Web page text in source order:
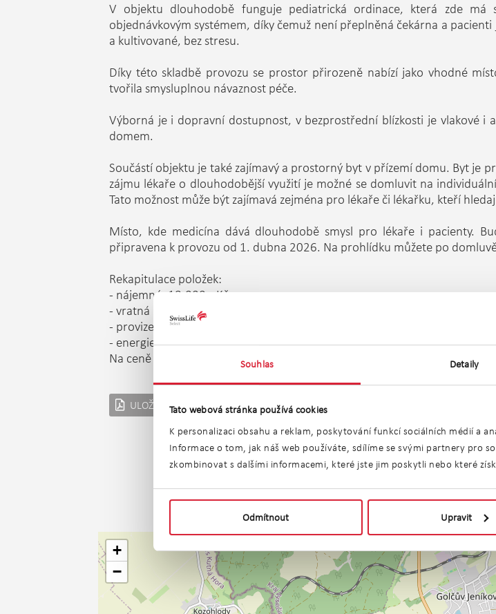
Souhlas Detaily
Tato webová stránka používá cookies
K personalizaci obsahu a reklam, poskytování funkcí sociálních médií a
Informace o tom, jak náš web používáte, sdílíme se svými partnery pro
zkombinovat s dalšími informacemi, které jste jim poskytli nebo které
Odmítnout Upravit
V objektu dlouhodobě funguje pediatrická ordinace, která zde
objednávkovým systémem, díky čemuž není přeplněná čekárna a
a kultivované, bez stresu.
Díky této skladbě provozu se prostor přirozeně nabízí jako vhodné
tvořila smysluplnou návaznost péče.
Výborná je i dopravní dostupnost, v bezprostřední blízkosti je vlakové
domem.
Součástí objektu je také zajímavý a prostorný byt v přízemí domu. Byt
zájmu lékaře o dlouhodobější využití je možné se domluvit na
Tato možnost může být zajímavá zejména pro lékaře či lékařku, kteří
Místo, kde medicína dává dlouhodobě smysl pro lékaře i pacienty.
připravena k provozu od 1. dubna 2026. Na prohlídku můžete po
Rekapitulace položek:
- nájemné: 18.000,- Kč
- vratná kauce: 18.000,- Kč
- provize 5.000,- Kč
- energie a služby měsíčně nad rámec nájemného 9.500,- Kč. Částka
Na ceně nájemného se umíme domluvit.
ULOŽIT JAKO PDF POSLAT EMAILEM
+
−